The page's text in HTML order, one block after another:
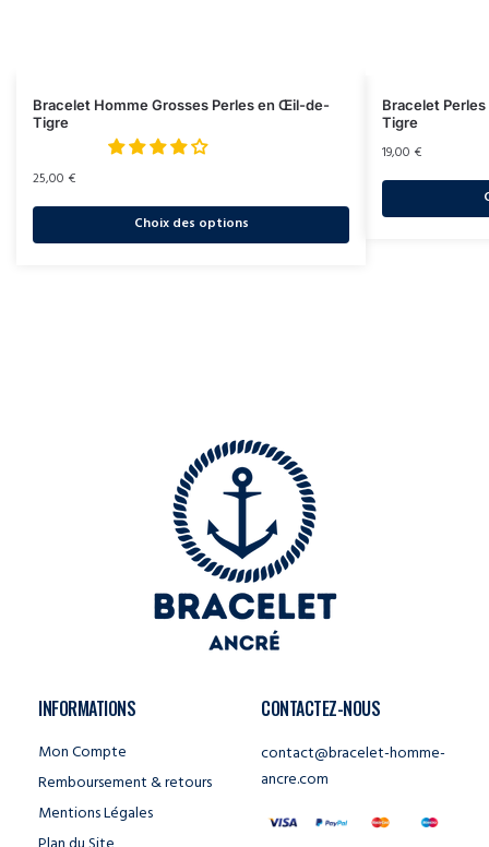
Bracelet Homme Grosses Perles en Œil-de-
Tigre
25,00 €
Choix des options
Bracelet
Tigre
19,00 €
INFORMATIONS
Mon Compte
Remboursement & retours
Mentions Légales
CONTACTEZ-NOUS
contact@bracelet-homme-
ancre.com